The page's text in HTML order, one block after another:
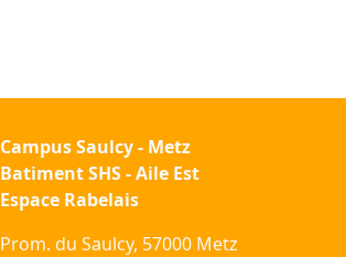
Campus Saulcy - Metz
Batiment SHS - Aile Est
Espace Rabelais
Prom. du Saulcy, 57000 Metz